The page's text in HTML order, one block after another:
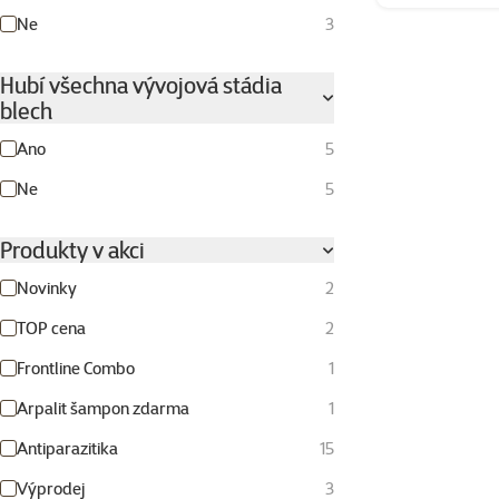
Ne 3
Hubí všechna vývojová stádia
blech
Ano
5
Ne
5
Produkty v akci
Novinky
2
TOP cena
2
Frontline Combo
1
Arpalit šampon zdarma
1
Antiparazitika
15
Výprodej
3